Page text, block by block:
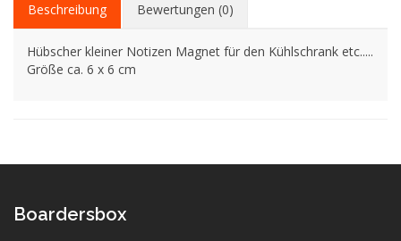
Beschreibung Bewertungen (0)
Hübscher kleiner Notizen Magnet für den Kühlschrank etc.....
Größe ca. 6 x 6 cm
Boardersbox